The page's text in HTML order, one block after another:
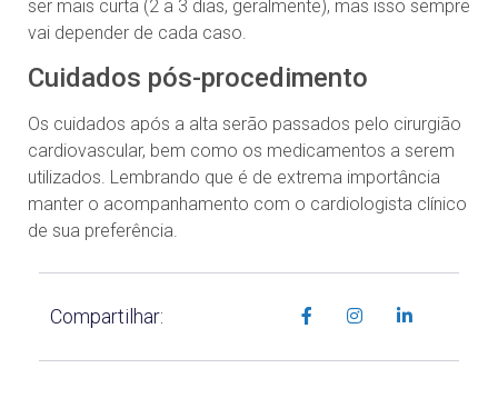
ser mais curta (2 a 3 dias, geralmente), mas isso sempre
vai depender de cada caso.
Cuidados pós-procedimento
Os cuidados após a alta serão passados pelo cirurgião
cardiovascular, bem como os medicamentos a serem
utilizados. Lembrando que é de extrema importância
manter o acompanhamento com o cardiologista clínico
de sua preferência.
Compartilhar: